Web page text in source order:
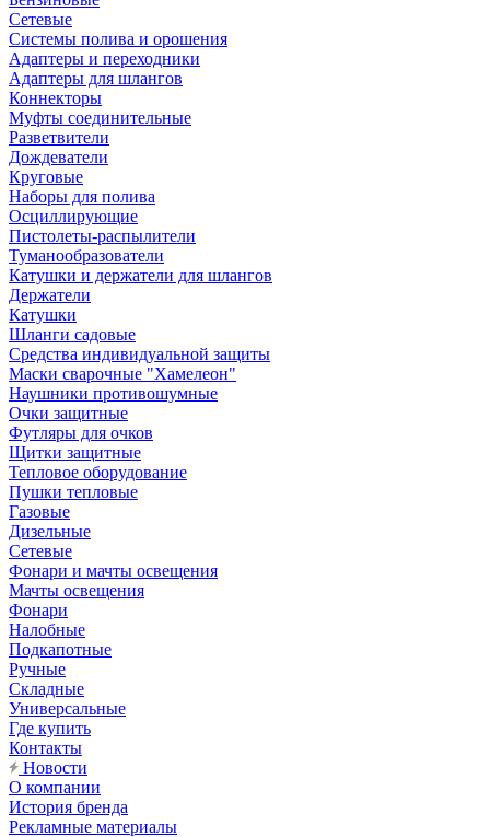
Сетевые
Системы полива и орошения
Адаптеры и переходники
Адаптеры для шлангов
Коннекторы
Муфты соединительные
Разветвители
Дождеватели
Круговые
Наборы для полива
Осциллирующие
Пистолеты-распылители
Туманообразователи
Катушки и держатели для шлангов
Держатели
Катушки
Шланги садовые
Средства индивидуальной защиты
Маски сварочные "Хамелеон"
Наушники противошумные
Очки защитные
Футляры для очков
Щитки защитные
Тепловое оборудование
Пушки тепловые
Газовые
Дизельные
Сетевые
Фонари и мачты освещения
Мачты освещения
Фонари
Налобные
Подкапотные
Ручные
Складные
Универсальные
Где купить
Контакты
Новости
О компании
История бренда
Рекламные материалы